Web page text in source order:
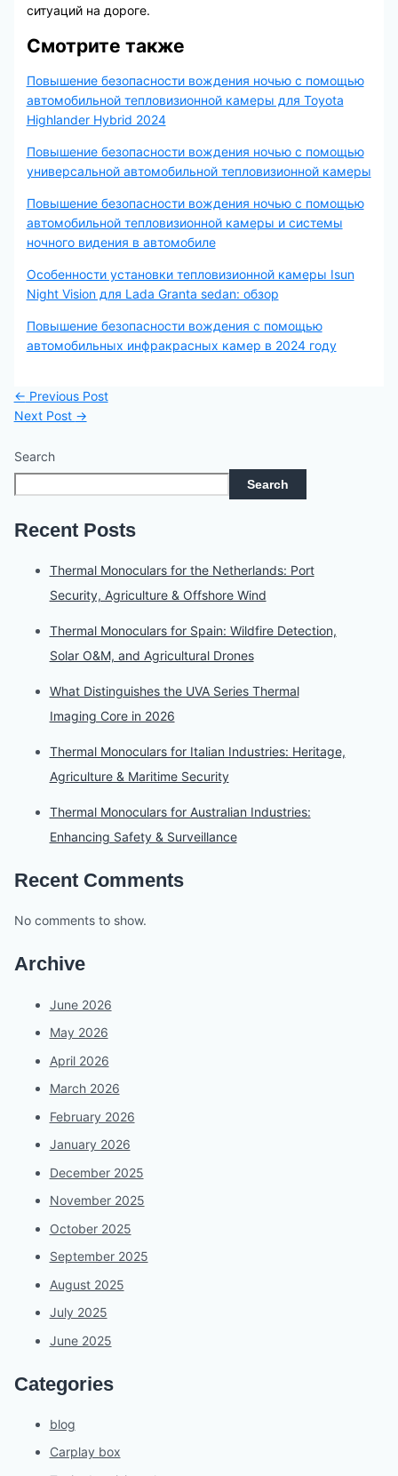
ситуаций на дороге.
Смотрите также
Повышение безопасности вождения ночью с помощью
автомобильной тепловизионной камеры для Toyota
Highlander Hybrid 2024
Повышение безопасности вождения ночью с помощью
универсальной автомобильной тепловизионной камеры
Повышение безопасности вождения ночью с помощью
автомобильной тепловизионной камеры и системы
ночного видения в автомобиле
Особенности установки тепловизионной камеры Isun
Night Vision для Lada Granta sedan: обзор
Повышение безопасности вождения с помощью
автомобильных инфракрасных камер в 2024 году
← Previous Post
Next Post →
Search
Search
Recent Posts
Thermal Monoculars for the Netherlands: Port
Security, Agriculture & Offshore Wind
Thermal Monoculars for Spain: Wildfire Detection,
Solar O&M, and Agricultural Drones
What Distinguishes the UVA Series Thermal
Imaging Core in 2026
Thermal Monoculars for Italian Industries: Heritage,
Agriculture & Maritime Security
Thermal Monoculars for Australian Industries:
Enhancing Safety & Surveillance
Recent Comments
No comments to show.
Archive
June 2026
May 2026
April 2026
March 2026
February 2026
January 2026
December 2025
November 2025
October 2025
September 2025
August 2025
July 2025
June 2025
Categories
blog
Carplay box